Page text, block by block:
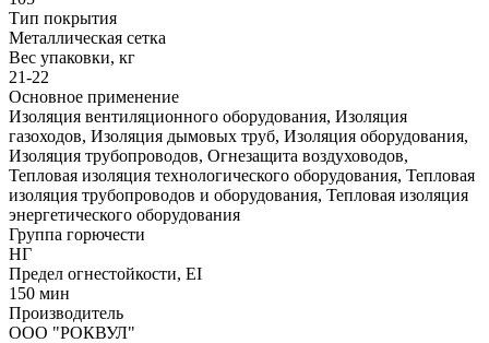
Тип покрытия
Металлическая сетка
Вес упаковки, кг
21-22
Основное применение
Изоляция вентиляционного оборудования, Изоляция
газоходов, Изоляция дымовых труб, Изоляция оборудования,
Изоляция трубопроводов, Огнезащита воздуховодов,
Тепловая изоляция технологического оборудования, Тепловая
изоляция трубопроводов и оборудования, Тепловая изоляция
энергетического оборудования
Группа горючести
НГ
Предел огнестойкости, EI
150 мин
Производитель
ООО "РОКВУЛ"